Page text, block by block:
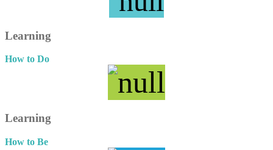
Learning
How to Do
Learning
How to Be